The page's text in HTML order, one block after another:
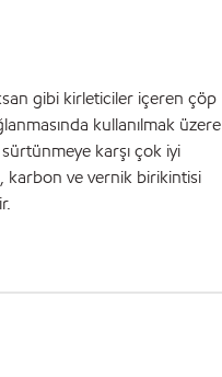
gibi kirleticiler içeren çöp
kullanılmak üzere
karşı çok iyi
karbon ve vernik birikintisi